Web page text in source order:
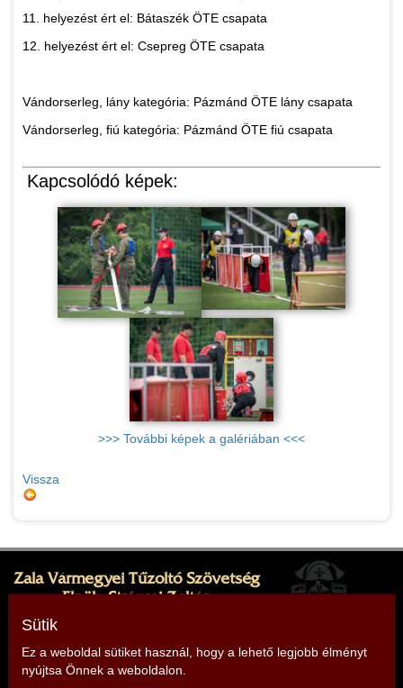
11. helyezést ért el: Bátaszék ÖTE csapata
12. helyezést ért el: Csepreg ÖTE csapata
Vándorserleg, lány kategória: Pázmánd ÖTE lány csapata
Vándorserleg, fiú kategória: Pázmánd ÖTE fiú csapata
Kapcsolódó képek:
>>> További képek a galériában <<<
Vissza
Zala Vármegyei Tűzoltó Szövetség
Elnök: Strázsai Zoltán
Cím: 8380 Hévíz, Sugár köz 1.
Telefon: +36 30 499 9912,
Sütik
Ez a weboldal sütiket használ, hogy a lehető legjobb élményt
nyújtsa Önnek a weboldalon.